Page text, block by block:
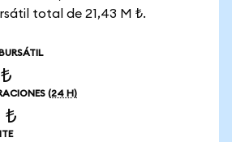
total de 21,43 M ₺.
(24 H)